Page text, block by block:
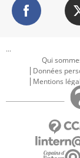
...
Qui
Données
Mentions